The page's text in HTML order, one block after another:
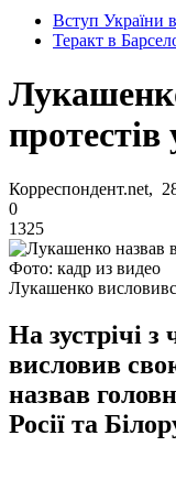
Вступ України
Теракт в
протестів
Корреспондент.net,
0
1325
Фото: кадр из видео
Лукашенко
На зустрічі
висловив
назвав
Росії та